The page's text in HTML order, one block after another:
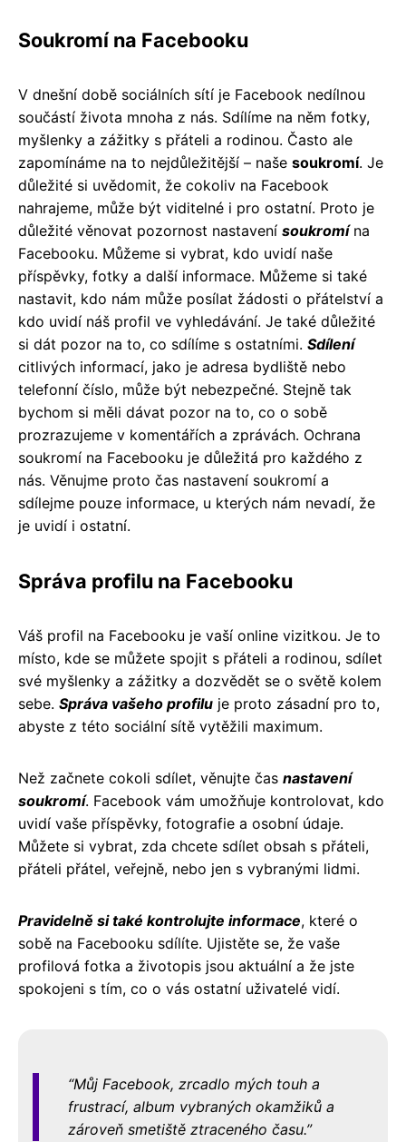
Soukromí na Facebooku
V dnešní době sociálních sítí je Facebook nedílnou
součástí života mnoha z nás. Sdílíme na něm fotky,
myšlenky a zážitky s přáteli a rodinou. Často ale
zapomínáme na to nejdůležitější – naše soukromí. Je
důležité si uvědomit, že cokoliv na Facebook
nahrajeme, může být viditelné i pro ostatní. Proto je
důležité věnovat pozornost nastavení soukromína
Facebooku. Můžeme si vybrat, kdo uvidí naše
příspěvky, fotky a další informace. Můžeme si také
nastavit, kdo nám může posílat žádosti o přátelství a
kdo uvidí náš profil ve vyhledávání. Je také důležité
si dát pozor na to, co sdílíme s ostatními. Sdílení
citlivých informací, jako je adresa bydliště nebo
telefonní číslo, může být nebezpečné. Stejně tak
bychom si měli dávat pozor na to, co o sobě
prozrazujeme v komentářích a zprávách. Ochrana
soukromí na Facebooku je důležitá pro každého z
nás. Věnujme proto čas nastavení soukromí a
sdílejme pouze informace, u kterých nám nevadí, že
je uvidí i ostatní.
Správa profilu na Facebooku
Váš profil na Facebooku je vaší online vizitkou. Je to
místo, kde se můžete spojit s přáteli a rodinou, sdílet
své myšlenky a zážitky a dozvědět se o světě kolem
sebe. Správa vašeho profilu je proto zásadní pro to,
abyste z této sociální sítě vytěžili maximum.
Než začnete cokoli sdílet, věnujte čas nastavení
soukromí. Facebook vám umožňuje kontrolovat, kdo
uvidí vaše příspěvky, fotografie a osobní údaje.
Můžete si vybrat, zda chcete sdílet obsah s přáteli,
přáteli přátel, veřejně, nebo jen s vybranými lidmi.
Pravidelně si také kontrolujte informace, které o
sobě na Facebooku sdílíte. Ujistěte se, že vaše
profilová fotka a životopis jsou aktuální a že jste
spokojeni s tím, co o vás ostatní uživatelé vidí.
Můj Facebook, zrcadlo mých touh a
frustrací, album vybraných okamžiků a
zároveň smetiště ztraceného času.